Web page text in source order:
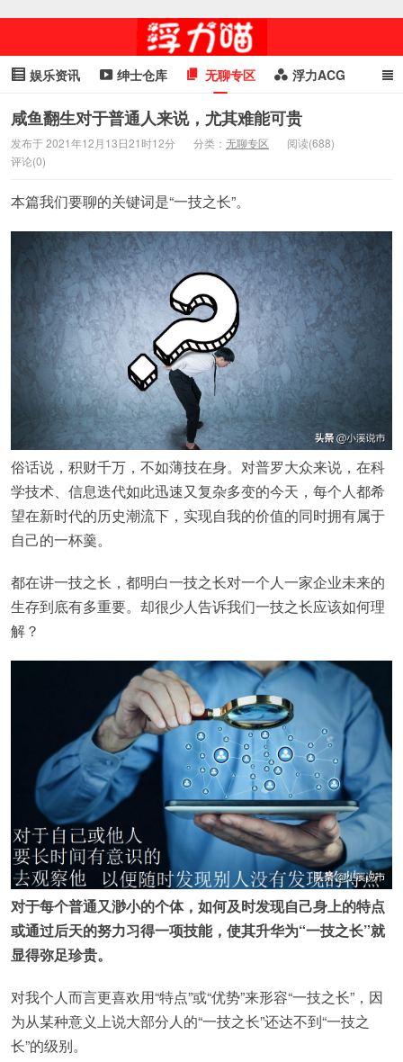
娱乐资讯 绅士仓库 无聊专区 浮力ACG
浮力GIF 明星头条 浮力资讯 头条女神 萌妹专区
cosplay
咸鱼翻生对于普通人来说，尤其难能可贵
发布于 2021年12月13日21时12分 分类： 无聊专区
阅读(688)
评论(0)
本篇我们要聊的关键词是“一技之长”。
俗话说，积财千万，不如薄技在身。对普罗大众来说，在科
学技术、信息迭代如此迅速又复杂多变的今天，每个人都希
望在新时代的历史潮流下，实现自我的价值的同时拥有属于
自己的一杯羹。
都在讲一技之长，都明白一技之长对一个人一家企业未来的
生存到底有多重要。却很少人告诉我们一技之长应该如何理
解？
对于每个普通又渺小的个体，如何及时发现自己身上的特点
或通过后天的努力习得一项技能，使其升华为“一技之长”就
显得弥足珍贵。
对我个人而言更喜欢用“特点”或“优势”来形容“一技之长”，因
为从某种意义上说大部分人的“一技之长”还达不到“一技之
长”的级别。